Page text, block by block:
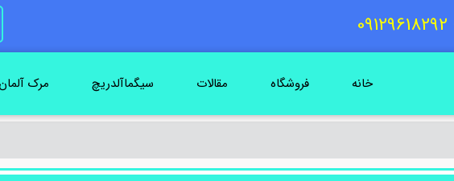
خانه فروشگاه مقالات سیگماآلدریچ مرک آلمان